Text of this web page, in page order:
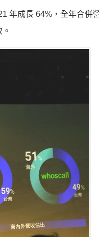
年成長 64%，全年合併